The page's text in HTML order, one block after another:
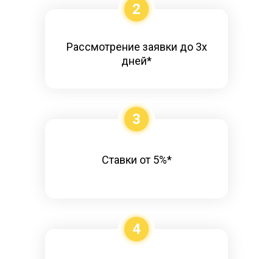
Рассмотрение заявки до 3х
дней*
Ставки от 5%*
2
3
4